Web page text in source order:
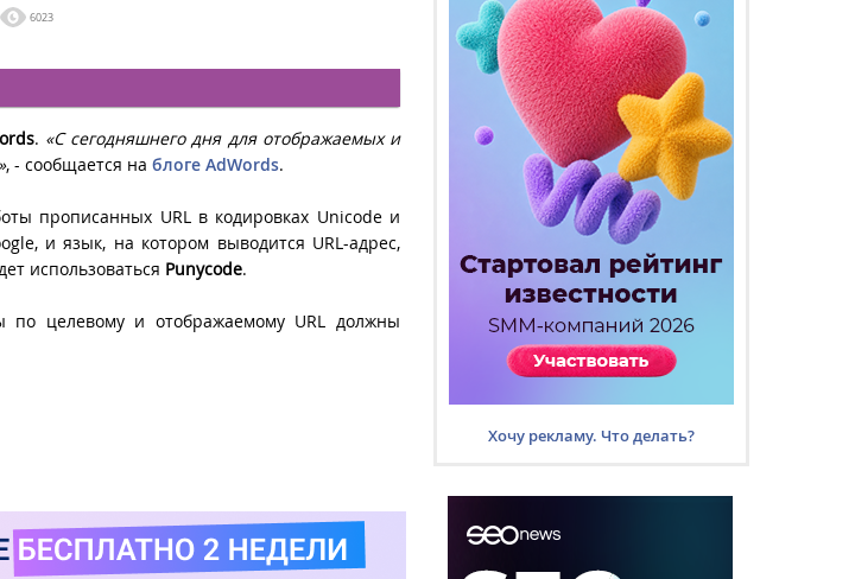
6023
. «С сегодняшнего дня для отображаемых и
, - сообщается на блоге AdWords.
прописанных URL в кодировках Unicode и
и язык, на котором выводится URL-адрес,
использоваться Punycode.
по целевому и отображаемому URL должны
Хочу рекламу. Что делать?